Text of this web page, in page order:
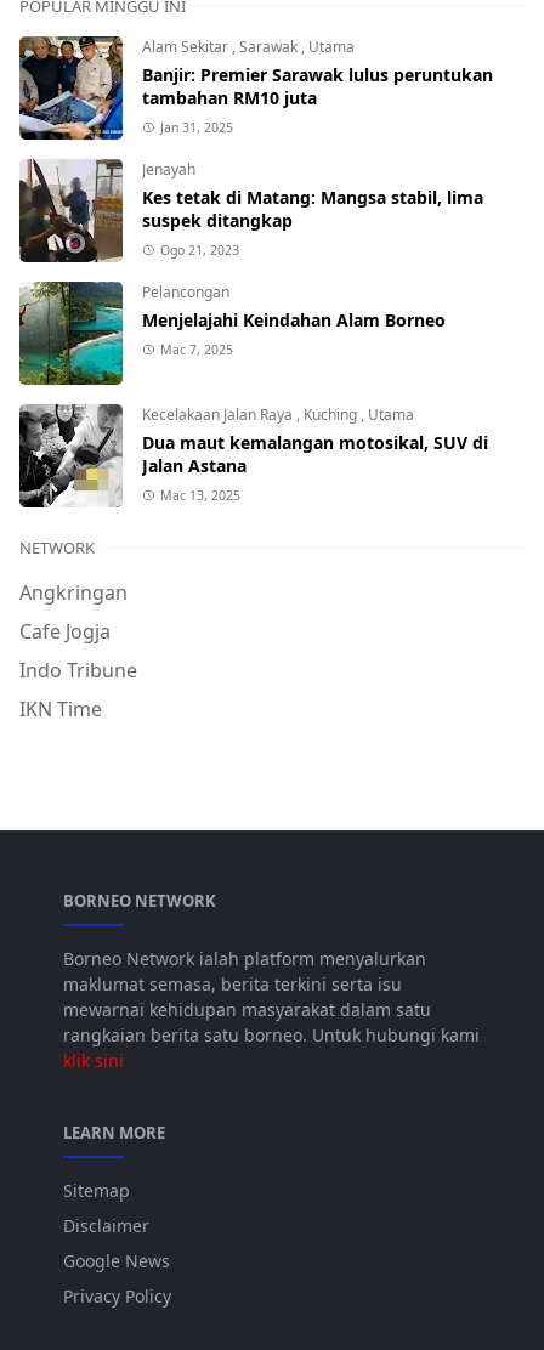
POPULAR MINGGU INI
Alam Sekitar ,Sarawak , Utama
Banjir: Premier Sarawak lulus peruntukan
tambahan RM10 juta
Jan 31, 2025
Jenayah
Kes tetak di Matang: Mangsa stabil, lima
suspek ditangkap
Ogo 21, 2023
Pelancongan
Menjelajahi Keindahan Alam Borneo
Mac 7, 2025
Kecelakaan Jalan Raya , Kuching , Utama
Dua maut kemalangan motosikal, SUV di
Jalan Astana
Mac 13, 2025
NETWORK
Angkringan
Cafe Jogja
Indo Tribune
IKN Time
BORNEO NETWORK
Borneo Network ialah platform menyalurkan
maklumat semasa, berita terkini serta isu
mewarnai kehidupan masyarakat dalam satu
rangkaian berita satu borneo. Untuk hubungi kami
klik sini
LEARN MORE
Sitemap
Disclaimer
Google News
Privacy Policy